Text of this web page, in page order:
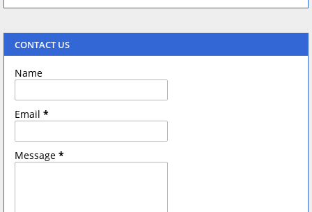
CONTACT US
Name
Email *
Message *